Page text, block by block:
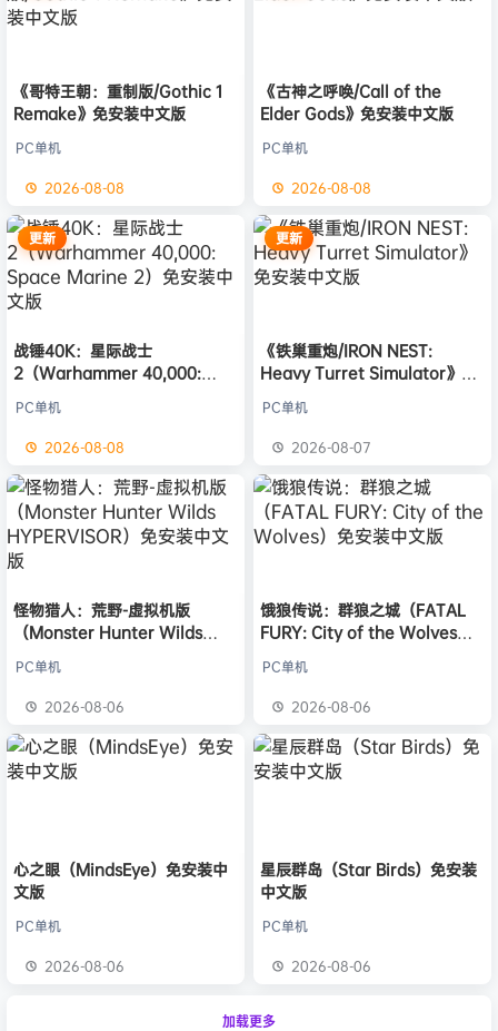
《哥特王朝：重制版/Gothic 1
Remake》免安装中文版
PC单机
2026-08-08
《古神之呼唤/Call of the
Elder Gods》免安装中文版
PC单机
2026-08-08
更新
战锤40K：星际战士
2（Warhammer 40,000:
版
PC单机
2026-08-08
更新
《铁巢重炮/IRON NEST:
Heavy Turret Simulator》免
PC单机
2026-08-07
怪物猎人：荒野-虚拟机版
（Monster Hunter Wilds
PC单机
2026-08-06
饿狼传说：群狼之城（FATAL
FURY: City of the Wolves）
PC单机
2026-08-06
心之眼（MindsEye）免安装中
文版
PC单机
2026-08-06
星辰群岛（Star Birds）免安装
中文版
PC单机
2026-08-06
加载更多